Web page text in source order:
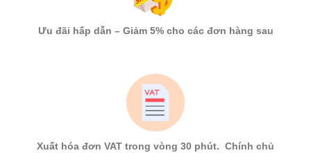
Ưu đãi hấp dẫn – Giảm 5% cho các đơn hàng sau
Xuất hóa đơn VAT trong vòng 30 phút. Chính chủ